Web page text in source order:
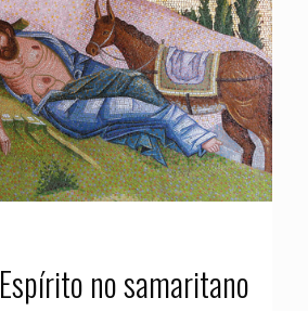
no samaritano